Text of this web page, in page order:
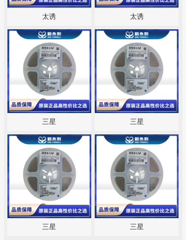
太诱 太诱
三星 三星
三星 三星